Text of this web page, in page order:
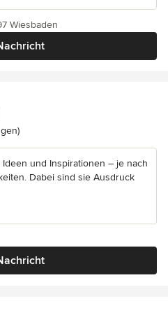
Wiesbaden
5 von 5 Sternen
Ideen und Inspirationen – je nach
Dabei sind sie Ausdruck